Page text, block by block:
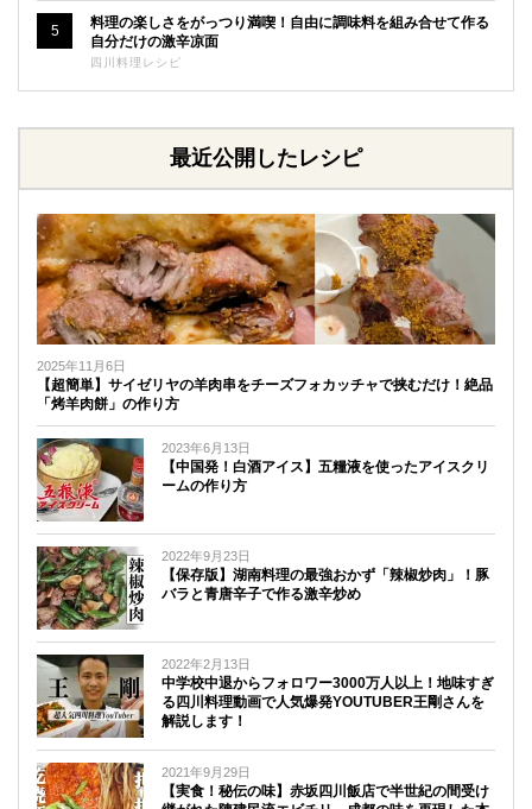
5
料理の楽しさをがっつり満喫！自由に調味料を組み合せて作る
自分だけの激辛凉面
四川料理レシピ
最近公開したレシピ
2025年11月6日
【超簡単】サイゼリヤの羊肉串をチーズフォカッチャで挟むだけ！絶品
「烤羊肉餅」の作り方
2023年6月13日
【中国発！白酒アイス】五糧液を使ったアイスクリ
ームの作り方
2022年9月23日
【保存版】湖南料理の最強おかず「辣椒炒肉」！豚
バラと青唐辛子で作る激辛炒め
2022年2月13日
中学校中退からフォロワー3000万人以上！地味すぎ
る四川料理動画で人気爆発YOUTUBER王剛さんを
解説します！
2021年9月29日
【実食！秘伝の味】赤坂四川飯店で半世紀の間受け